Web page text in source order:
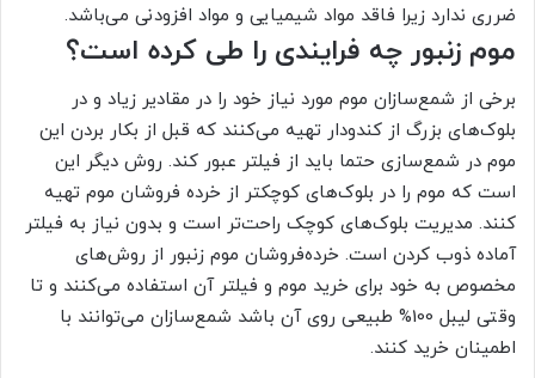
ضرری ندارد زیرا فاقد مواد شیمیایی و مواد افزودنی می‌باشد.
موم زنبور چه فرایندی را طی کرده است؟
برخی از شمع‌سازان موم مورد نیاز خود را در مقادیر زیاد و در
بلوک‌های بزرگ از کندودار تهیه می‌کنند که قبل از بکار بردن این
موم در شمع‌سازی حتما باید از فیلتر عبور کند. روش دیگر این
است که موم را در بلوک‌های کوچکتر از خرده فروشان موم تهیه
کنند. مدیریت بلوک‌های کوچک راحت‌تر است و بدون نیاز به فیلتر
آماده ذوب کردن است. خرده‌فروشان موم زنبور از روش‌های
مخصوص به خود برای خرید موم و فیلتر آن استفاده می‌کنند و تا
وقتی لیبل 100% طبیعی روی آن باشد شمع‌سازان می‌توانند با
اطمینان خرید کنند.